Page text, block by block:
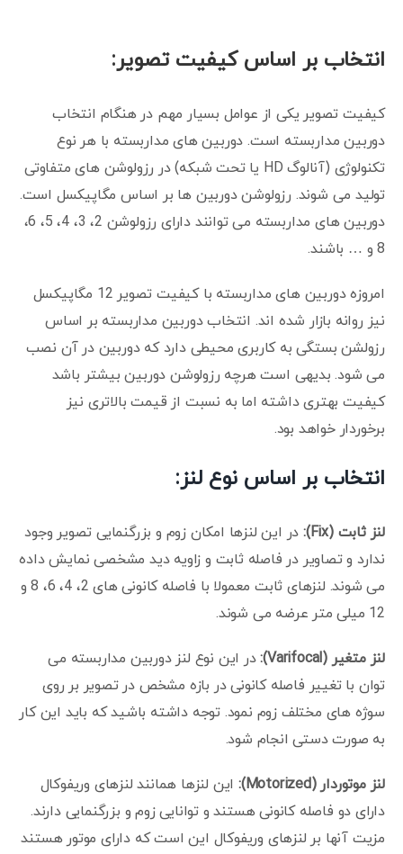
انتخاب بر اساس کیفیت تصویر:
کیفیت تصویر یکی از عوامل بسیار مهم در هنگام انتخاب
دوربین مداربسته است. دوربین های مداربسته با هر نوع
تکنولوژی (آنالوگ HD یا تحت شبکه) در رزولوشن های متفاوتی
تولید می شوند. رزولوشن دوربین ها بر اساس مگاپیکسل است.
دوربین های مداربسته می توانند دارای رزولوشن 2، 3، 4، 5، 6،
8 و … باشند.
امروزه دوربین های مداربسته با کیفیت تصویر 12 مگاپیکسل
نیز روانه بازار شده اند. انتخاب دوربین مداربسته بر اساس
رزولشن بستگی به کاربری محیطی دارد که دوربین در آن نصب
می شود. بدیهی است هرچه رزولوشن دوربین بیشتر باشد
کیفیت بهتری داشته اما به نسبت از قیمت بالاتری نیز
برخوردار خواهد بود.
انتخاب بر اساس نوع لنز:
لنز ثابت (Fix):
در این لنزها امکان زوم و بزرگنمایی تصویر وجود
ندارد و تصاویر در فاصله ثابت و زاویه دید مشخصی نمایش داده
می شوند. لنزهای ثابت معمولا با فاصله کانونی های 2، 4، 6، 8 و
12 میلی متر عرضه می شوند.
لنز متغیر (Varifocal):
در این نوع لنز دوربین مداربسته می
توان با تغییر فاصله کانونی در بازه مشخص در تصویر بر روی
سوژه های مختلف زوم نمود. توجه داشته باشید که باید این کار
به صورت دستی انجام شود.
لنز موتوردار (Motorized):
این لنزها همانند لنزهای وریفوکال
دارای دو فاصله کانونی هستند و توانایی زوم و بزرگنمایی دارند.
مزیت آنها بر لنزهای وریفوکال این است که دارای موتور هستند